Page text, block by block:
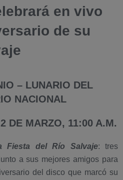
en vivo
de su
– LUNARIO DEL
NACIONAL
DE MARZO, 11:00 A.M.
Fiesta del Río Salvaje: tres
a sus mejores amigos para
del disco que marcó su